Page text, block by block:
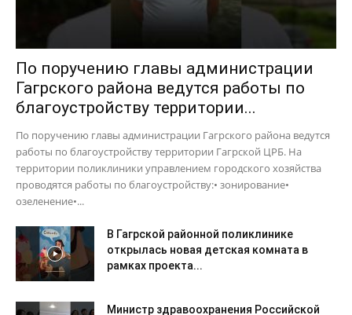
По поручению главы администрации
Гагрского района ведутся работы по
благоустройству территории...
По поручению главы администрации Гагрского района ведутся
работы по благоустройству территории Гагрской ЦРБ. На
территории поликлиники управлением городского хозяйства
проводятся работы по благоустройству:• зонирование•
озеленение•...
В Гагрской районной поликлинике
открылась новая детская комната в
рамках проекта...
Министр здравоохранения Российской